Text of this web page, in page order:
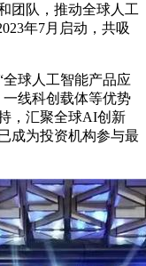
团队，推动全球人工
年7月启动，共吸
球人工智能产品应
线科创载体等优势
，汇聚全球AI创新
成为投资机构参与最